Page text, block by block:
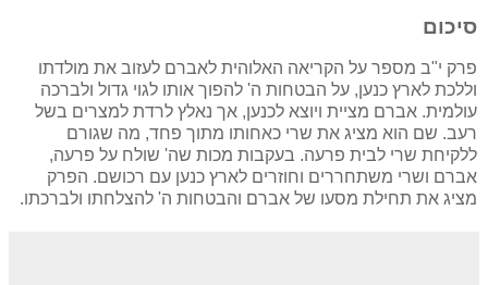
סיכום
פרק י"ב מספר על הקריאה האלוהית לאברם לעזוב את מולדתו
וללכת לארץ כנען, על הבטחות ה' להפוך אותו לגוי גדול ולברכה
עולמית. אברם מציית ויוצא לכנען, אך נאלץ לרדת למצרים בשל
רעב. שם הוא מציג את שרי כאחותו מתוך פחד, מה שגורם
ללקיחת שרי לבית פרעה. בעקבות מכות שה' שולח על פרעה,
אברם ושרי משתחררים וחוזרים לארץ כנען עם רכושם. הפרק
מציג את תחילת מסעו של אברם והבטחות ה' להצלחתו ולברכתו.